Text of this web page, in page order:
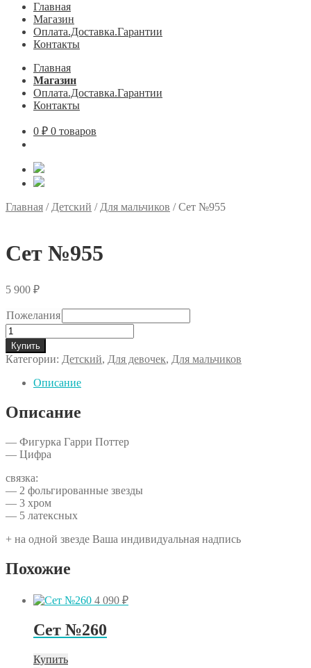
Главная
Магазин
Оплата.Доставка.Гарантии
Контакты
Главная
Магазин
Оплата.Доставка.Гарантии
Контакты
0 ₽ 0 товаров
Главная / Детский / Для мальчиков /Сет №955
Сет №955
5 900 ₽
Пожелания
Количество
товара
Сет
№955
Купить
Категории: Детский, Для девочек, Для мальчиков
Описание
Описание
— Фигурка Гарри Поттер
— Цифра
связка:
— 2 фольгированные звезды
— 3 хром
— 5 латексных
+ на одной звезде Ваша индивидуальная надпись
Похожие
4 090 ₽
Сет №260
Купить